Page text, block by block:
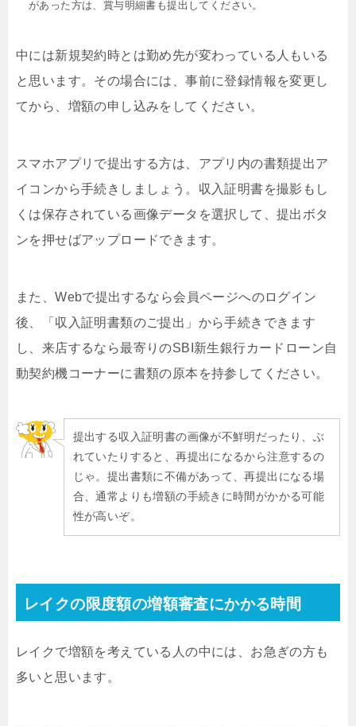
があった方は、賞与明細書も提出してください。
中には新規契約時とは勤め先が変わっている人もいる
と思います。その場合には、事前に登録情報を変更し
てから、増額の申し込みをしてください。
スマホアプリで提出する方は、アプリ内の書類提出ア
イコンから手続きしましょう。収入証明書を撮影もし
くは保存されている画像データを選択して、提出ボタ
ンを押せばアップロードできます。
また、Webで提出するなら会員ページへのログイン
後、「収入証明書類のご提出」から手続きできます
し、来店するなら最寄りのSBI新生銀行カードローン自
動契約機コーナーに書類の原本を持参してください。
提出する収入証明書の画像が不鮮明だったり、ぶ
れていたりすると、再提出になるから注意するの
じゃ。提出書類に不備があって、再提出になる場
合、通常よりも増額の手続きに時間がかかる可能
性が高いぞ。
レイクの限度額の増額審査にかかる時間
レイクで増額を考えている人の中には、お急ぎの方も
多いと思います。